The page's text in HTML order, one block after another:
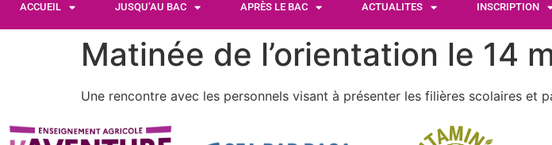
ACCUEIL JUSQU’AU BAC APRÈS LE BAC ACTUALITES INSCRIPTION
Matinée de l’orientation le 14
Une rencontre avec les personnels visant à présenter les filières scolaires et